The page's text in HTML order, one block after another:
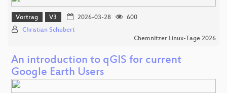
Vortrag V3 2026-03-28
600
Christian Schubert
Chemnitzer Linux-Tage 2026
An introduction to qGIS for current
Google Earth Users